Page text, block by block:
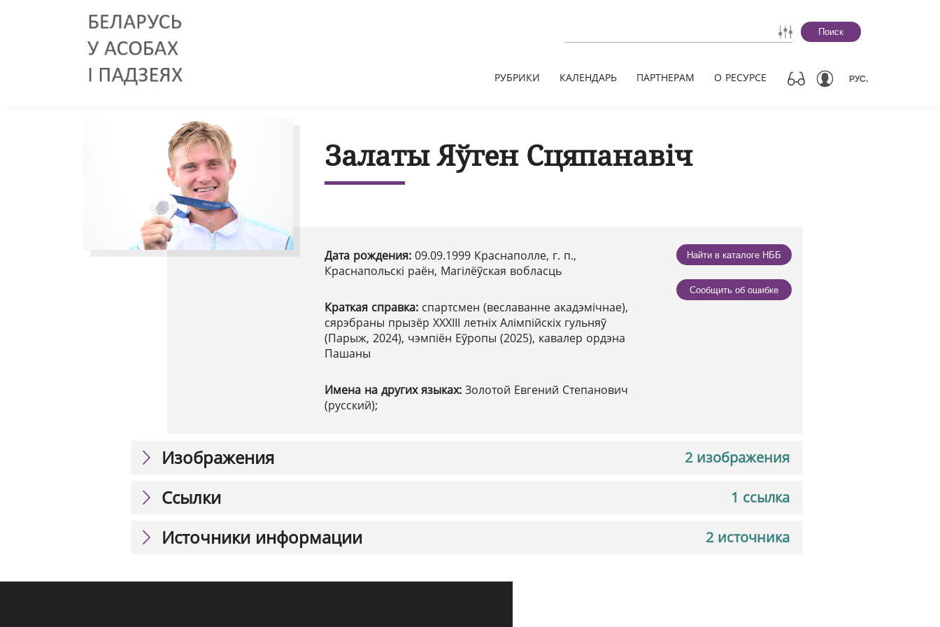
Поиск
РУБРИКИ КАЛЕНДАРЬ ПАРТНЕРАМ О РЕСУРСЕ РУС.
Залаты Яўген Сцяпанавіч
Дата рождения: 09.09.1999 Краснаполле, г. п.,
Краснапольскі раён, Магілёўская вобласць
Краткая справка: спартсмен (веславанне акадэмічнае),
сярэбраны прызёр ХХХІІІ летніх Алімпійскіх гульняў
(Парыж, 2024), чэмпіён Еўропы (2025), кавалер ордэна
Пашаны
Имена на других языках: Золотой Евгений Степанович
(русский);
Найти в каталоге НББ
Сообщить об ошибке
2 изображения
Изображения
1 ссылка
Ссылки
2 источника
Источники информации